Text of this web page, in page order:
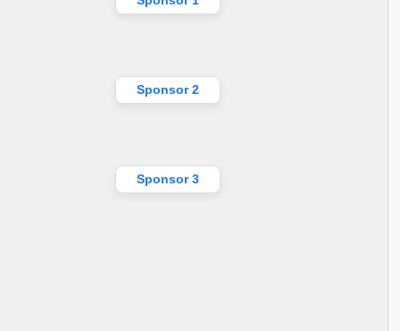
Sponsor 2
Sponsor 3